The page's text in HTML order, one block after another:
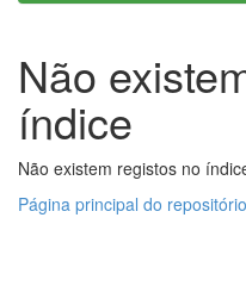
Não
índice
Não existem registos no
Página principal do repositório